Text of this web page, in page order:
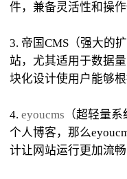
件，兼备灵活性和操
3. 帝国CMS（强大的
站，尤其适用于数据
块化设计使用户能够
4. eyoucms （超轻量
个人博客，那么
计让网站运行更加流